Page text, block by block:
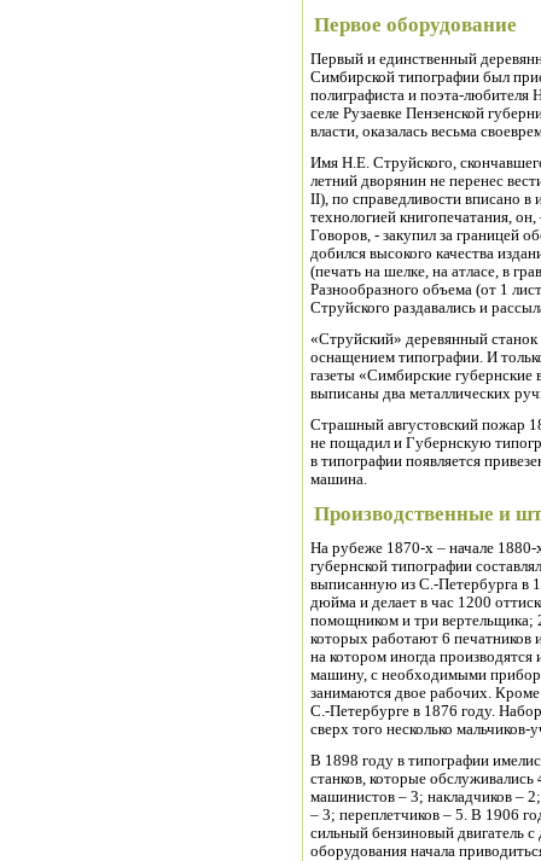
Первое оборудование
Первый и единственный
Симбирской типографии был
полиграфиста и поэта-любителя
селе Рузаевке Пензенской
власти, оказалась весьма
Имя Н.Е. Струйского,
летний дворянин не перенес
II), по справедливости вписано
технологией книгопечатания,
Говоров, - закупил за границей
добился высокого качества
(печать на шелке, на атласе, в
Разнообразного объема (от 1
Струйского раздавались и
«Струйский» деревянный
оснащением типографии. И
газеты «Симбирские губернские
выписаны два металлических
Страшный августовский пожар
не пощадил и Губернскую
в типографии появляется
машина.
Производственные и
На рубеже 1870-х – начале 1880-
губернской типографии
выписанную из С.-Петербурга в
дюйма и делает в час 1200
помощником и три вертельщика;
которых работают 6 печатников
на котором иногда
машину, с необходимыми
занимаются двое рабочих.
С.-Петербурге в 1876 году.
сверх того несколько мальчиков-
В 1898 году в типографии
станков, которые
машинистов – 3; накладчиков –
– 3; переплетчиков – 5. В 1906
сильный бензиновый двигатель
оборудования начала